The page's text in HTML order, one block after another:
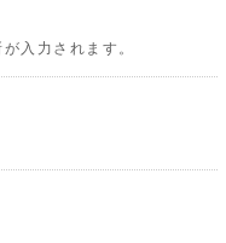
入力されます。